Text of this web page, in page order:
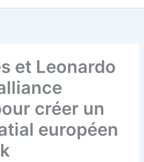
et Leonardo
créer un
européen